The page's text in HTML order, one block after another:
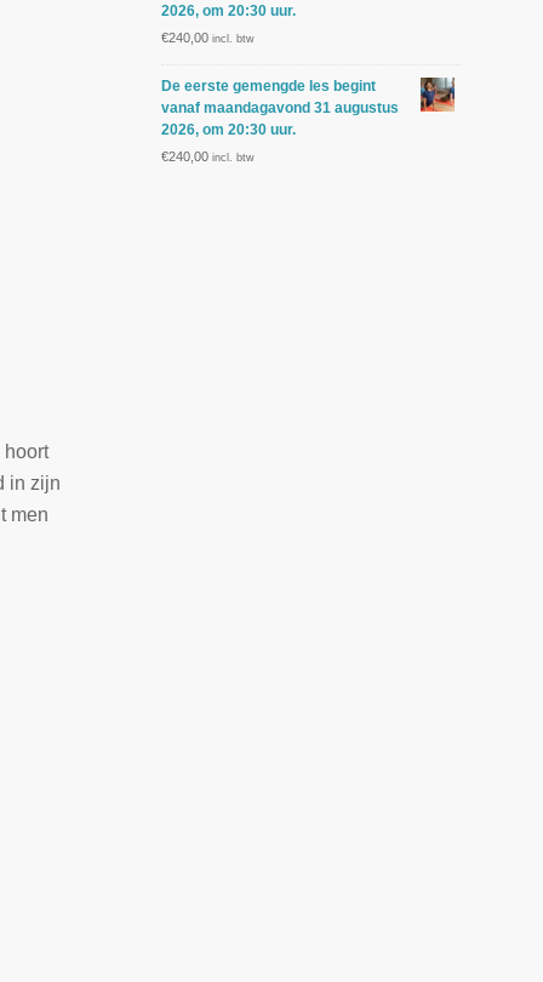
hoort
in zijn
men
2026, om 20:30 uur.
€240,00 incl. btw
De eerste gemengde les begint
vanaf maandagavond 31 augustus
2026, om 20:30 uur.
€240,00 incl. btw